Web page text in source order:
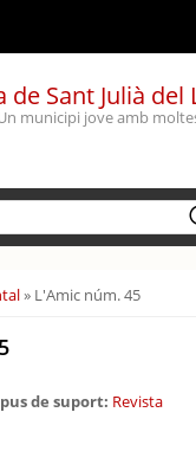
de Sant Julià
municipi jove amb
» L'Amic núm. 45
de suport: Revista